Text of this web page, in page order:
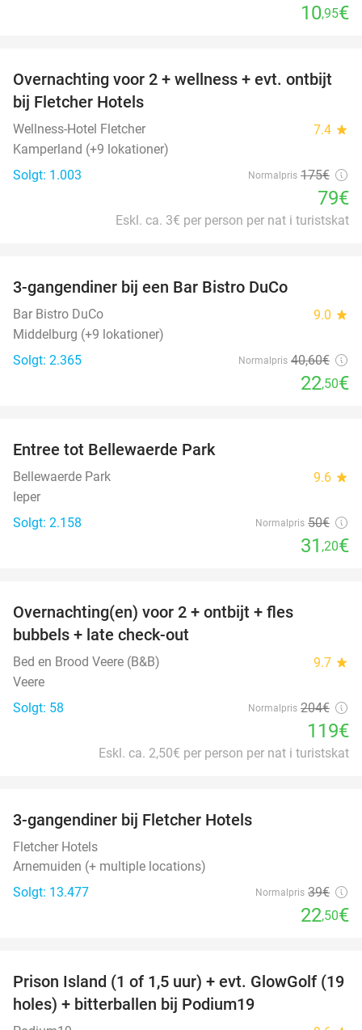
10,95€
55%
Overnachting voor 2 + wellness + evt. ontbijt
bij Fletcher Hotels
Wellness-Hotel Fletcher 7.4 star
Kamperland (+9 lokationer)
Solgt: 1.003
Normalpris 175€
79€
Eskl. ca. 3€ per person per nat i turistskat
3-gangendiner bij een Bar Bistro DuCo
Bar Bistro DuCo 9.0 star
Middelburg (+9 lokationer)
Solgt: 2.365
Normalpris 40,60€
22,50€
Entree tot Bellewaerde Park
Bellewaerde Park 9.6 star
Ieper
Solgt: 2.158
Normalpris 50€
31 ,20€
Overnachting(en) voor 2 + ontbijt + fles
bubbels + late check-out
Bed en Brood Veere (B&B) 9.7 star
Veere
Solgt: 58
Normalpris 204€
119€
Eskl. ca. 2,50€ per person per nat i turistskat
3-gangendiner bij Fletcher Hotels
Fletcher Hotels
Arnemuiden (+ multiple locations)
Solgt: 13.477
Normalpris 39€
22,50€
36%
Prison Island (1 of 1,5 uur) + evt. GlowGolf (19
holes) + bitterballen bij Podium19